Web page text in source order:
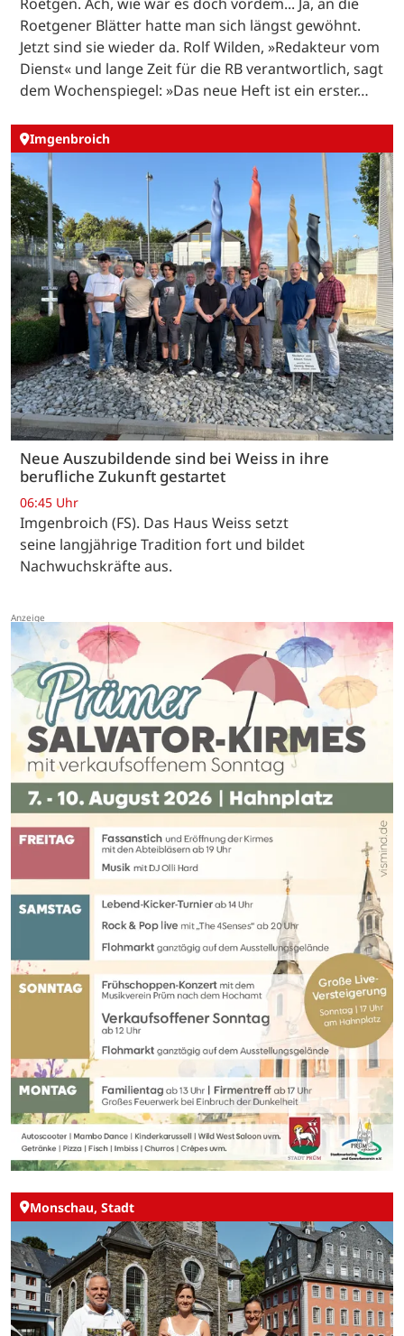
Roetgener Blätter hatte man sich längst gewöhnt.
Jetzt sind sie wieder da. Rolf Wilden, »Redakteur vom
Dienst« und lange Zeit für die RB verantwortlich, sagt
dem Wochenspiegel: »Das neue Heft ist ein erster…
Imgenbroich
Neue Auszubildende sind bei Weiss in ihre
berufliche Zukunft gestartet
06:45 Uhr
Imgenbroich (FS). Das Haus Weiss setzt
seine langjährige Tradition fort und bildet
Nachwuchskräfte aus.
Monschau, Stadt